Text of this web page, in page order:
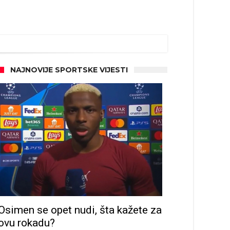
NAJNOVIJE SPORTSKE VIJESTI
se opet nudi, šta kažete za
rokadu?